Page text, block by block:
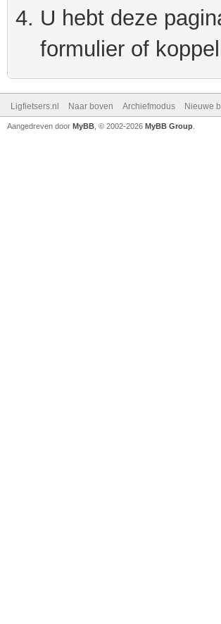
U hebt deze
formulier of
Ligfietsers.nl Naar boven Archiefmodus Nieuwe
Aangedreven door MyBB , © 2002-2026 MyBB Group